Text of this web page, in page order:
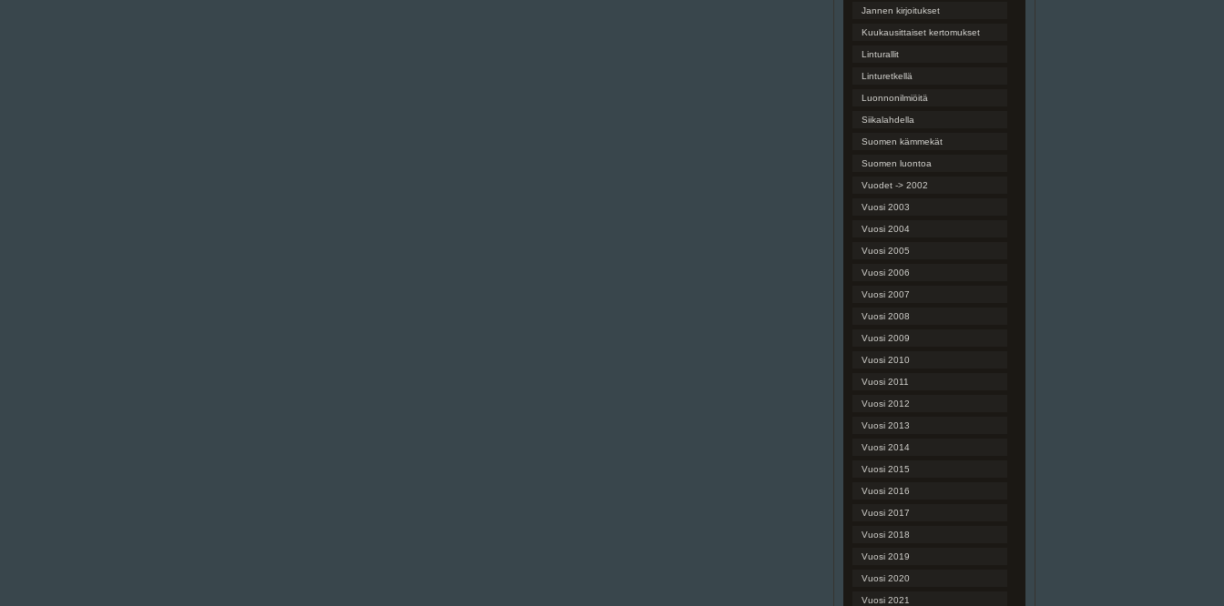
Jannen kirjoitukset
Kuukausittaiset kertomukset
Linturallit
Linturetkellä
Luonnonilmiöitä
Siikalahdella
Suomen kämmekät
Suomen luontoa
Vuodet -> 2002
Vuosi 2003
Vuosi 2004
Vuosi 2005
Vuosi 2006
Vuosi 2007
Vuosi 2008
Vuosi 2009
Vuosi 2010
Vuosi 2011
Vuosi 2012
Vuosi 2013
Vuosi 2014
Vuosi 2015
Vuosi 2016
Vuosi 2017
Vuosi 2018
Vuosi 2019
Vuosi 2020
Vuosi 2021